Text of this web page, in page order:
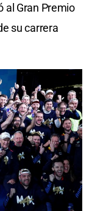
al Gran Premio
su carrera